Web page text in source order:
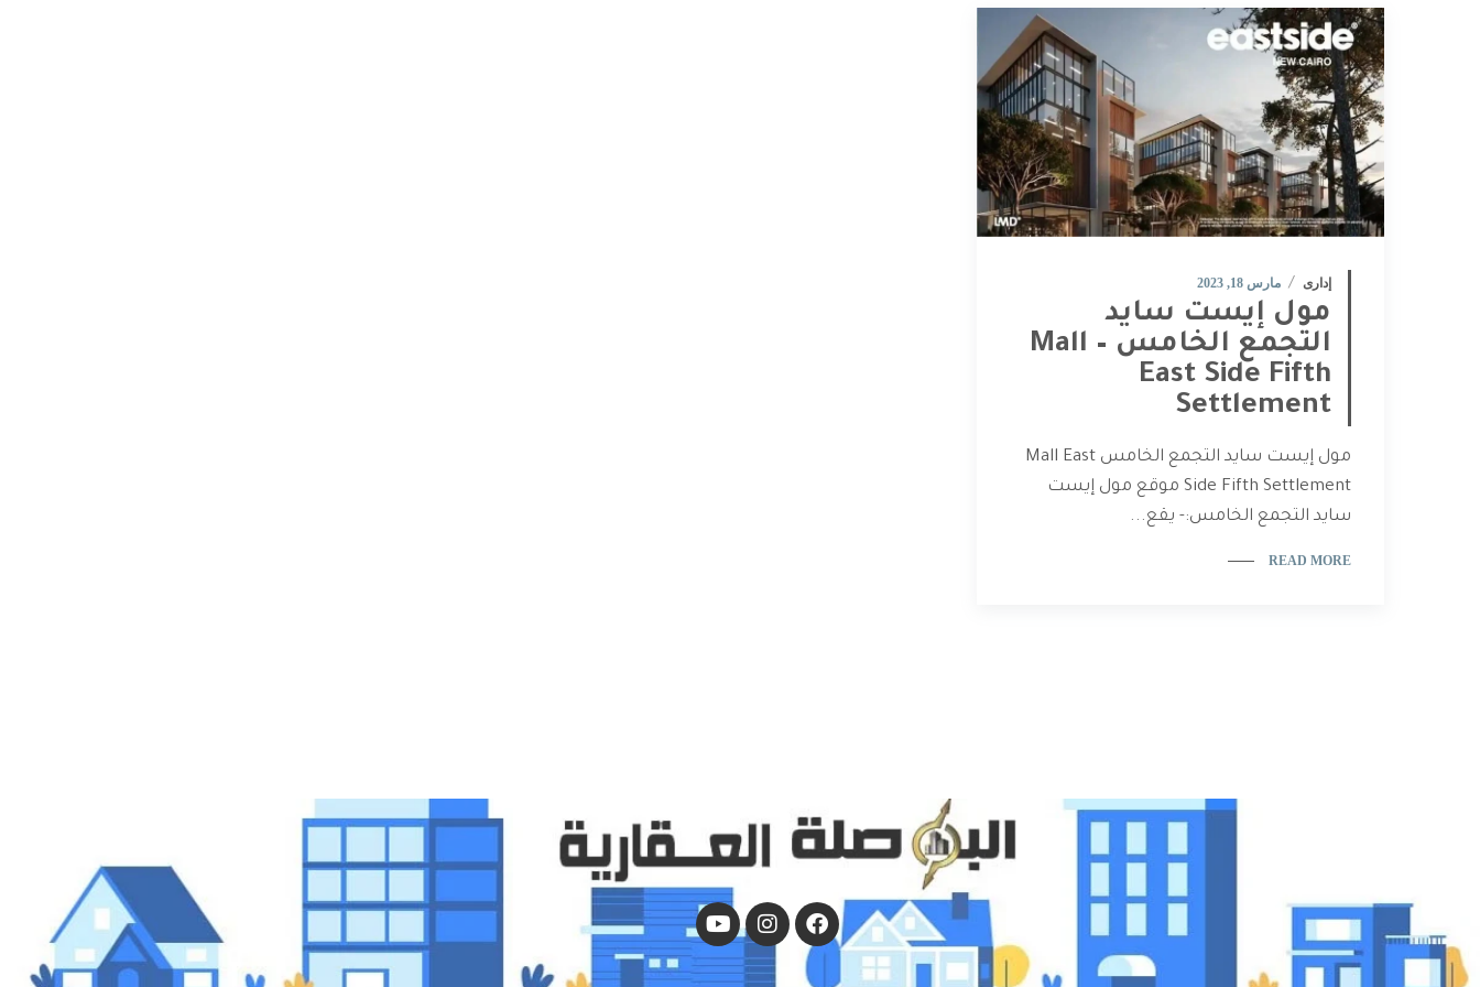
إدارى مارس 18, 2023
مول إيست سايد
التجمع الخامس – Mall
East Side Fifth
Settlement
مول إيست سايد التجمع الخامس Mall East
Side Fifth Settlement موقع مول إيست
سايد التجمع الخامس:- يقع...
READ MORE